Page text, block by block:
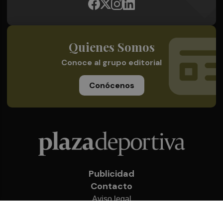
Quienes Somos
Conoce al grupo editorial
Conócenos
Publicidad
Contacto
Aviso legal